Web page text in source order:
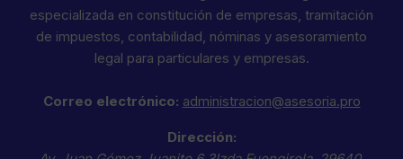
especializada en constitución de empresas, tramitación
de impuestos, contabilidad, nóminas y asesoramiento
legal para particulares y empresas.
Correo electrónico: administracion@asesoria.pro
Dirección: